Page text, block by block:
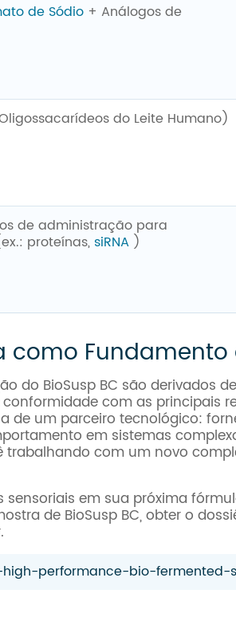
de Sódio+ Análogos de
do Leite Humano)
de administração para
proteínas, siRNA)
como
do BioSusp BC são derivados
com as principais
de um parceiro tecnológico:
em sistemas
trabalhando com um novo
em sua próxima
de BioSusp BC, obter o
performance-bio-fermented-